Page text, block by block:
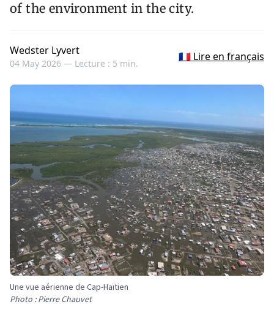
of the environment in the city.
Wedster Lyvert
04 May 2026 — Lecture : 5 min.
🇫🇷 Lire en français
Une vue aérienne de Cap-Haïtien
Photo : Pierre Chauvet